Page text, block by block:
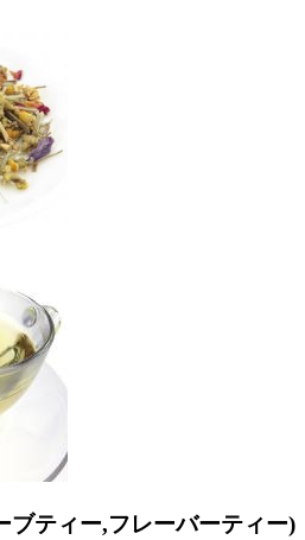
ブティー,フレーバーティー)